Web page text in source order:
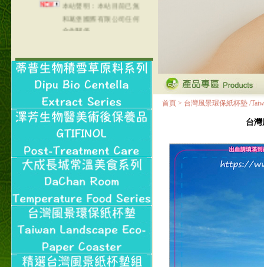
和葛堡國際有限公司任何
合作關係
本站支援支付宝
NT$320(RMB￥71.00)
首頁 > 台灣風景環保紙杯墊 /
台灣